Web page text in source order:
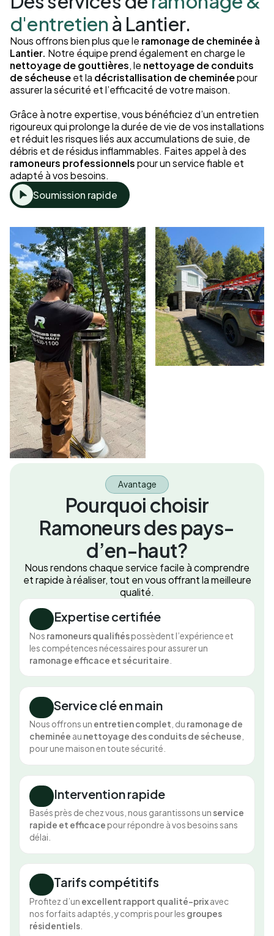
d'entretien à Lantier.
Nous offrons bien plus que le ramonage de cheminée à
Lantier. Notre équipe prend également en charge le
nettoyage de gouttières , le nettoyage de conduits
de sécheuseet la décristallisation de cheminéepour
assurer la sécurité et l’efficacité de votre maison.
Grâce à notre expertise, vous bénéficiez d’un entretien
rigoureux qui prolonge la durée de vie de vos installations
et réduit les risques liés aux accumulations de suie, de
débris et de résidus inflammables. Faites appel à des
ramoneurs professionnels pour un service fiable et
adapté à vos besoins.
Soumission rapide
Avantage
Pourquoi choisir
Ramoneurs des pays-
d’en-haut?
Nous rendons chaque service facile à comprendre
et rapide à réaliser, tout en vous offrant la meilleure
qualité.
Expertise certifiée
Nos ramoneurs qualifiéspossèdent l’expérience et
les compétences nécessaires pour assurer un
ramonage efficace et sécuritaire
Service clé en main
Nous offrons un entretien complet , du ramonage de
cheminée au nettoyage des conduits de sécheuse
pour une maison en toute sécurité.
Intervention rapide
Basés près de chez vous, nous garantissons un service
rapide et efficace pour répondre à vos besoins sans
délai.
Tarifs compétitifs
Profitez d’un excellent rapport qualité-prixavec
nos forfaits adaptés, y compris pour les groupes
résidentiels